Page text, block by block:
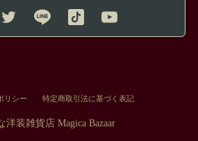
リシー 特定商取引法に基づく表記
洋装雑貨店 Magica Bazaar